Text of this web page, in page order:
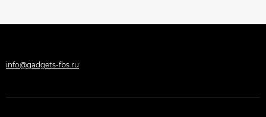
info@gadgets-fbs.ru